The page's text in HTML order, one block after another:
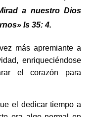
a nuestro Dios
Is 35: 4.
más apremiante a
enriqueciéndose
el corazón para
el dedicar tiempo a